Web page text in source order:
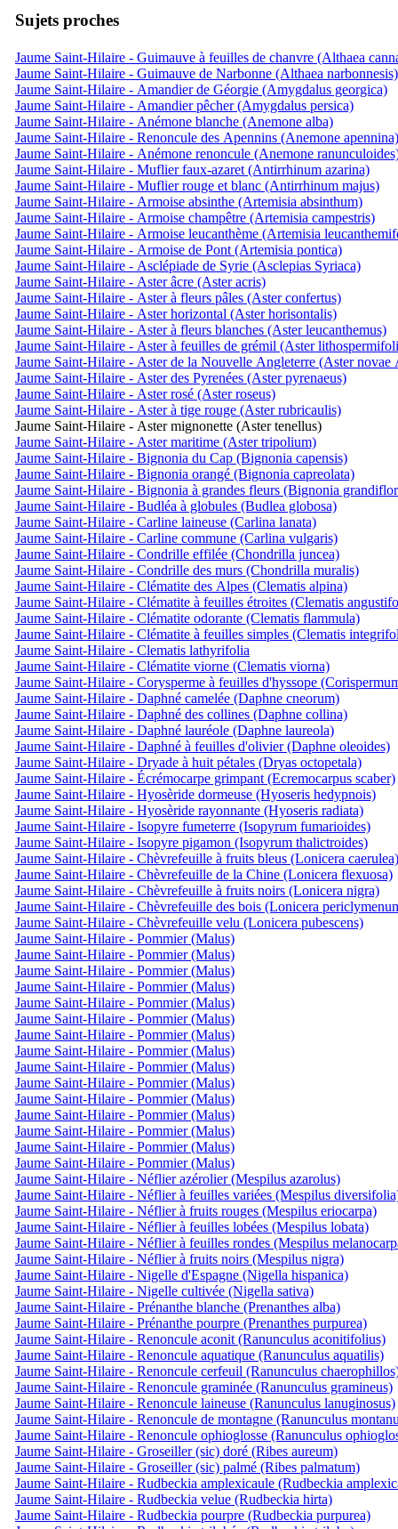
Sujets proches
Jaume Saint-Hilaire - Guimauve à feuilles de chanvre (Althaea
Jaume Saint-Hilaire - Guimauve de Narbonne (Althaea narbonnesis)
Jaume Saint-Hilaire - Amandier de Géorgie (Amygdalus georgica)
Jaume Saint-Hilaire - Amandier pêcher (Amygdalus persica)
Jaume Saint-Hilaire - Anémone blanche (Anemone alba)
Jaume Saint-Hilaire - Renoncule des Apennins (Anemone apennina)
Jaume Saint-Hilaire - Anémone renoncule (Anemone
Jaume Saint-Hilaire - Muflier faux-azaret (Antirrhinum azarina)
Jaume Saint-Hilaire - Muflier rouge et blanc (Antirrhinum majus)
Jaume Saint-Hilaire - Armoise absinthe (Artemisia absinthum)
Jaume Saint-Hilaire - Armoise champêtre (Artemisia campestris)
Jaume Saint-Hilaire - Armoise leucanthème (Artemisia
Jaume Saint-Hilaire - Armoise de Pont (Artemisia pontica)
Jaume Saint-Hilaire - Asclépiade de Syrie (Asclepias Syriaca)
Jaume Saint-Hilaire - Aster âcre (Aster acris)
Jaume Saint-Hilaire - Aster à fleurs pâles (Aster confertus)
Jaume Saint-Hilaire - Aster horizontal (Aster horisontalis)
Jaume Saint-Hilaire - Aster à fleurs blanches (Aster leucanthemus)
Jaume Saint-Hilaire - Aster à feuilles de grémil (Aster
Jaume Saint-Hilaire - Aster de la Nouvelle Angleterre (Aster novae
Jaume Saint-Hilaire - Aster des Pyrenées (Aster pyrenaeus)
Jaume Saint-Hilaire - Aster rosé (Aster roseus)
Jaume Saint-Hilaire - Aster à tige rouge (Aster rubricaulis)
Jaume Saint-Hilaire - Aster mignonette (Aster tenellus)
Jaume Saint-Hilaire - Aster maritime (Aster tripolium)
Jaume Saint-Hilaire - Bignonia du Cap (Bignonia capensis)
Jaume Saint-Hilaire - Bignonia orangé (Bignonia capreolata)
Jaume Saint-Hilaire - Bignonia à grandes fleurs (Bignonia
Jaume Saint-Hilaire - Budléa à globules (Budlea globosa)
Jaume Saint-Hilaire - Carline laineuse (Carlina lanata)
Jaume Saint-Hilaire - Carline commune (Carlina vulgaris)
Jaume Saint-Hilaire - Condrille effilée (Chondrilla juncea)
Jaume Saint-Hilaire - Condrille des murs (Chondrilla muralis)
Jaume Saint-Hilaire - Clématite des Alpes (Clematis alpina)
Jaume Saint-Hilaire - Clématite à feuilles étroites (Clematis
Jaume Saint-Hilaire - Clématite odorante (Clematis flammula)
Jaume Saint-Hilaire - Clématite à feuilles simples (Clematis
Jaume Saint-Hilaire - Clematis lathyrifolia
Jaume Saint-Hilaire - Clématite viorne (Clematis viorna)
Jaume Saint-Hilaire - Corysperme à feuilles d'hyssope
Jaume Saint-Hilaire - Daphné camelée (Daphne cneorum)
Jaume Saint-Hilaire - Daphné des collines (Daphne collina)
Jaume Saint-Hilaire - Daphné lauréole (Daphne laureola)
Jaume Saint-Hilaire - Daphné à feuilles d'olivier (Daphne oleoides)
Jaume Saint-Hilaire - Dryade à huit pétales (Dryas octopetala)
Jaume Saint-Hilaire - Écrémocarpe grimpant (Ecremocarpus scaber)
Jaume Saint-Hilaire - Hyosèride dormeuse (Hyoseris hedypnois)
Jaume Saint-Hilaire - Hyosèride rayonnante (Hyoseris radiata)
Jaume Saint-Hilaire - Isopyre fumeterre (Isopyrum fumarioides)
Jaume Saint-Hilaire - Isopyre pigamon (Isopyrum thalictroides)
Jaume Saint-Hilaire - Chèvrefeuille à fruits bleus (Lonicera caerulea)
Jaume Saint-Hilaire - Chèvrefeuille de la Chine (Lonicera flexuosa)
Jaume Saint-Hilaire - Chèvrefeuille à fruits noirs (Lonicera nigra)
Jaume Saint-Hilaire - Chèvrefeuille des bois (Lonicera
Jaume Saint-Hilaire - Chèvrefeuille velu (Lonicera pubescens)
Jaume Saint-Hilaire - Pommier (Malus)
Jaume Saint-Hilaire - Pommier (Malus)
Jaume Saint-Hilaire - Pommier (Malus)
Jaume Saint-Hilaire - Pommier (Malus)
Jaume Saint-Hilaire - Pommier (Malus)
Jaume Saint-Hilaire - Pommier (Malus)
Jaume Saint-Hilaire - Pommier (Malus)
Jaume Saint-Hilaire - Pommier (Malus)
Jaume Saint-Hilaire - Pommier (Malus)
Jaume Saint-Hilaire - Pommier (Malus)
Jaume Saint-Hilaire - Pommier (Malus)
Jaume Saint-Hilaire - Pommier (Malus)
Jaume Saint-Hilaire - Pommier (Malus)
Jaume Saint-Hilaire - Pommier (Malus)
Jaume Saint-Hilaire - Pommier (Malus)
Jaume Saint-Hilaire - Néflier azérolier (Mespilus azarolus)
Jaume Saint-Hilaire - Néflier à feuilles variées (Mespilus
Jaume Saint-Hilaire - Néflier à fruits rouges (Mespilus eriocarpa)
Jaume Saint-Hilaire - Néflier à feuilles lobées (Mespilus lobata)
Jaume Saint-Hilaire - Néflier à feuilles rondes (Mespilus
Jaume Saint-Hilaire - Néflier à fruits noirs (Mespilus nigra)
Jaume Saint-Hilaire - Nigelle d'Espagne (Nigella hispanica)
Jaume Saint-Hilaire - Nigelle cultivée (Nigella sativa)
Jaume Saint-Hilaire - Prénanthe blanche (Prenanthes alba)
Jaume Saint-Hilaire - Prénanthe pourpre (Prenanthes purpurea)
Jaume Saint-Hilaire - Renoncule aconit (Ranunculus aconitifolius)
Jaume Saint-Hilaire - Renoncule aquatique (Ranunculus aquatilis)
Jaume Saint-Hilaire - Renoncule cerfeuil (Ranunculus
Jaume Saint-Hilaire - Renoncule graminée (Ranunculus gramineus)
Jaume Saint-Hilaire - Renoncule laineuse (Ranunculus lanuginosus)
Jaume Saint-Hilaire - Renoncule de montagne (Ranunculus
Jaume Saint-Hilaire - Renoncule ophioglosse (Ranunculus
Jaume Saint-Hilaire - Groseiller (sic) doré (Ribes aureum)
Jaume Saint-Hilaire - Groseiller (sic) palmé (Ribes palmatum)
Jaume Saint-Hilaire - Rudbeckia amplexicaule (Rudbeckia
Jaume Saint-Hilaire - Rudbeckia velue (Rudbeckia hirta)
Jaume Saint-Hilaire - Rudbeckia pourpre (Rudbeckia purpurea)